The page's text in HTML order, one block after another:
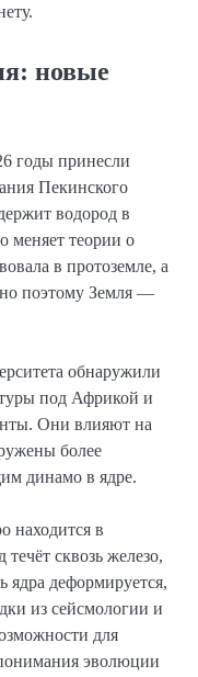
новые
годы принесли
Пекинского
водород в
меняет теории о
в протоземле, а
поэтому Земля —
обнаружили
под Африкой и
Они влияют на
более
динамо в ядре.
находится в
сквозь железо,
ядра деформируется,
из сейсмологии и
для
эволюции